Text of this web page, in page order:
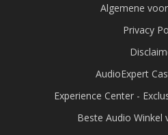
Algemene
Privacy
AudioExpert
Experience Center -
Beste Audio Winkel